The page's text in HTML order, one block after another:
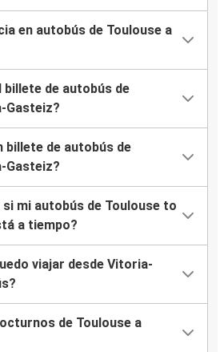
en autobús de Toulouse a
billete de autobús de
Gasteiz?
billete de autobús de
Gasteiz?
si mi autobús de Toulouse to
a tiempo?
viajar desde Vitoria-
de Toulouse a